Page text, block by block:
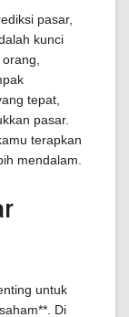
pasar,
kunci
tepat,
pasar.
terapkan
mendalam.
untuk
Di